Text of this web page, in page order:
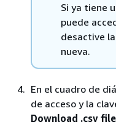
Si ya tiene
puede
desactive
nueva.
En el cuadro de
de acceso y la
Download .csv file